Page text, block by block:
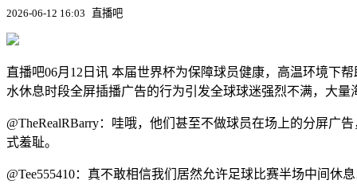
2026-06-12 16:03 直播吧
直播吧06月12日讯 本届世界杯为保障球员健康，高温环境下
水休息时段全屏插播广告的行为引发全球球迷强烈不满，大
@TheRealRBarry：哇哦，他们甚至不做球员在场上的分屏
式羞耻。
@Tee555410：真不敢相信我们居然允许足球比赛半场中